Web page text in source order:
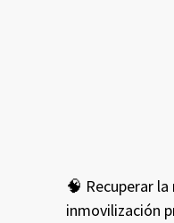
🧠 Recuperar
inmovilización